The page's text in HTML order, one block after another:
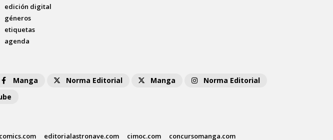
edición digital
géneros
etiquetas
agenda
Manga Norma Editorial Manga
Norma Editorial
editorialastronave.com cimoc.com concursomanga.com